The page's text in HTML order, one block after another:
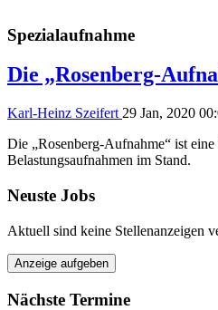
Spezialaufnahme
Die „Rosenberg-
Karl-Heinz Szeifert 29 Jan, 2020
Die „Rosenberg-Aufnahme“ ist
Belastungsaufnahmen im Stand.
Neuste Jobs
Aktuell sind keine Stellenanzeigen
Anzeige aufgeben
Nächste Termine